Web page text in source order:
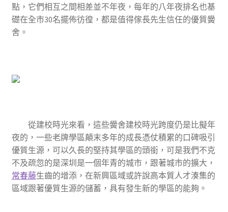
點，它們相互之間相差並不年夜，每年的八年夜排名也基
礎在全市30名擺佈彷徨，都是值得傢長先生信任的優質黌
舍。
從建校時光來看，這些黌舍建校時光跨度仍是比擬年
夜的，一些老牌學區顛末多年的成長憑仗積累的口碑吸引
優質生源，可以久長的堅持其學區的頭銜，可是我們不克
不及疏忽的是深圳是一個年青的城市，跟著城市的擴大，
常春藤生齒的增添，在新興區域或許說高本質人才湊集的
區域跟著優質生源的儲蓄，具有發生新的學區的能夠。